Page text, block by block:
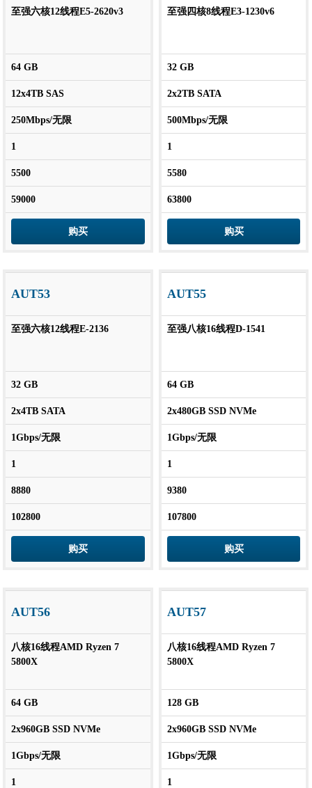
至强六核12线程E5-2620v3
64 GB
12x4TB SAS
250Mbps/无限
1
5500
59000
购买
至强四核8线程E3-1230v6
32 GB
2x2TB SATA
500Mbps/无限
1
5580
63800
购买
AUT53
至强六核12线程E-2136
32 GB
2x4TB SATA
1Gbps/无限
1
8880
102800
购买
AUT55
至强八核16线程D-1541
64 GB
2x480GB SSD NVMe
1Gbps/无限
1
9380
107800
购买
AUT56
八核16线程AMD Ryzen 7
5800X
64 GB
2x960GB SSD NVMe
1Gbps/无限
1
AUT57
八核16线程AMD Ryzen 7
5800X
128 GB
2x960GB SSD NVMe
1Gbps/无限
1